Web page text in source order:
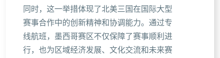
同时，这一举措体现了北美三国在国际大型
赛事合作中的创新精神和协调能力。通过专
线航班，墨西哥赛区不仅保障了赛事顺利进
行，也为区域经济发展、文化交流和未来赛